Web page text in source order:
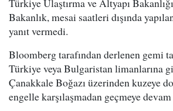
Türkiye Ulaştırma ve Altyapı
Bakanlık, mesai saatleri dışında
yanıt vermedi.
Bloomberg tarafından derlenen gemi
Türkiye veya Bulgaristan limanlarına
Çanakkale Boğazı üzerinden kuzeye
engelle karşılaşmadan geçmeye